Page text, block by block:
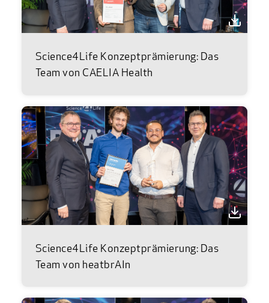
Science4Life Konzeptprämierung: Das
Team von CAELIA Health
Science4Life Konzeptprämierung: Das
Team von heatbrAIn